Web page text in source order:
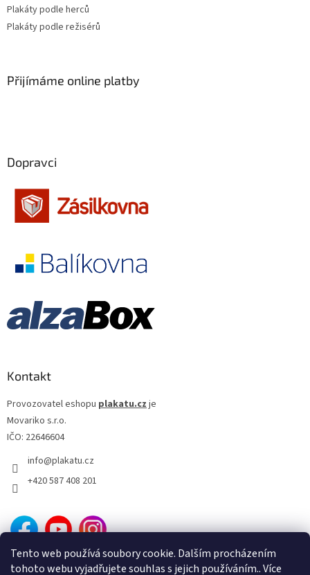
Tento web používá soubory cookie. Dalším procházením
tohoto webu vyjadřujete souhlas s jejich používáním.. Více
Plakáty podle herců
Plakáty podle režisérů
Přijímáme online platby
Dopravci
Kontakt
Provozovatel eshopu plakatu.czje
Movariko s.r.o.
IČO: 22646604
info@plakatu.cz
+420 587 408 201